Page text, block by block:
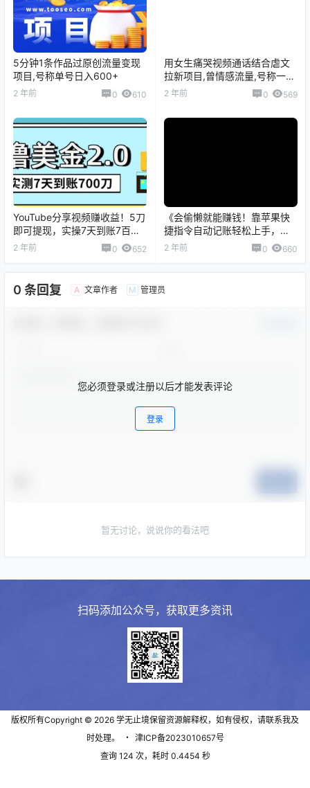
5分钟1条作品过原创流量变现
项目,号称单号日入600+
2 年前 0 610
用女生痛哭视频通话结合虐文
拉新项目,曾情感流量,号称一天
收入3300+
2 年前 0 569
YouTube分享视频赚收益！5刀
即可提现，实操7天到账7百刀
【揭秘】
2 年前 0 652
《会偷懒就能赚钱！靠苹果快
捷指令自动记账轻松上手，一
个月变现23000！》
2 年前 0 660
0 条回复 A 文章作者 M 管理员
您必须登录或注册以后才能发表评论
登录
暂无讨论，说说你的看法吧
扫码添加公众号，获取更多资讯
版权所有Copyright © 2026 学无止境保留资源解释权，如有侵权，请联系我及
时处理。
・ 津ICP备2023010657号
查询 124 次，耗时 0.4454 秒